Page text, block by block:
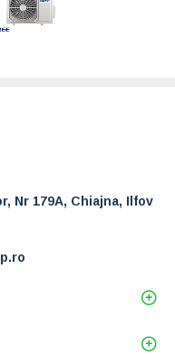
Nr 179A, Chiajna, Ilfov